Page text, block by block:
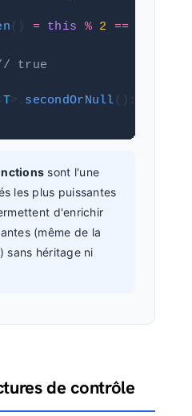
() = this % 2 ==
true
T>. secondOrNull ():
sont l'une
les plus puissantes
d'enrichir
(même de la
sans héritage ni
de contrôle